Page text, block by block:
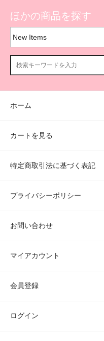
ほかの商品を探す
ホーム
カートを見る
特定商取引法に基づく表記
プライバシーポリシー
お問い合わせ
マイアカウント
会員登録
ログイン